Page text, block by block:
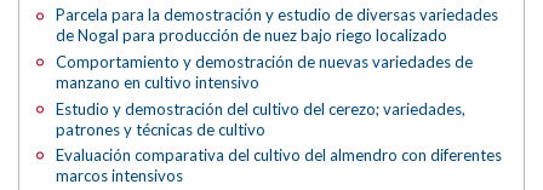
Parcela para la demostración y estudio de diversas variedades
de Nogal para producción de nuez bajo riego localizado
Comportamiento y demostración de nuevas variedades de
manzano en cultivo intensivo
Estudio y demostración del cultivo del cerezo; variedades,
patrones y técnicas de cultivo
Evaluación comparativa del cultivo del almendro con diferentes
marcos intensivos